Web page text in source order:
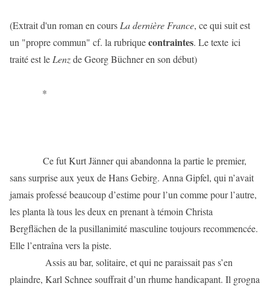
(Extrait d'un roman en cours La dernière France, ce qui suit est
un "propre commun" cf. la rubriquecontraintes. Le texte ici
traité est le Lenzde Georg Büchner en son début)
*
Ce fut Kurt Jänner qui abandonna la partie le premier,
sans surprise aux yeux de Hans Gebirg. Anna Gipfel, qui n’avait
jamais professé beaucoup d’estime pour l’un comme pour l’autre,
les planta là tous les deux en prenant à témoin Christa
Bergflächen de la pusillanimité masculine toujours recommencée.
Elle l’entraîna vers la piste.
Assis au bar, solitaire, et qui ne paraissait pas s’en
plaindre, Karl Schnee souffrait d’un rhume handicapant. Il grogna